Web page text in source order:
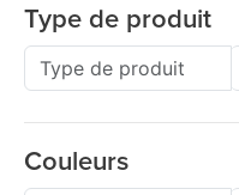
Type de produit
Couleurs